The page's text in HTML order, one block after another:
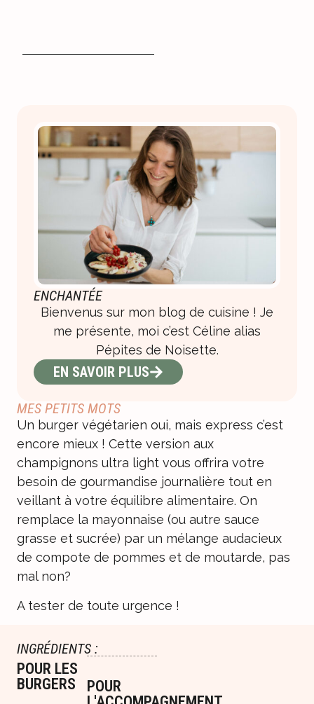
MES PETITS MOTS
Un burger végétarien oui, mais express c’est
encore mieux ! Cette version aux
champignons ultra light vous offrira votre
besoin de gourmandise journalière tout en
veillant à votre équilibre alimentaire. On
remplace la mayonnaise (ou autre sauce
grasse et sucrée) par un mélange audacieux
de compote de pommes et de moutarde, pas
mal non?
A tester de toute urgence !
ENCHANTÉE
Bienvenus sur mon blog de cuisine ! Je
me présente, moi c’est Céline alias
Pépites de Noisette.
EN SAVOIR PLUS
INGRÉDIENTS :
POUR LES
BURGERS
POUR